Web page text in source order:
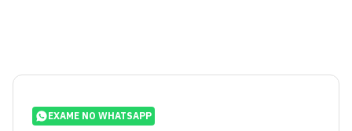
EXAME NO WHATSAPP